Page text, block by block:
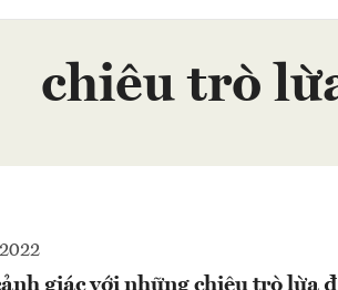
chiêu trò
giác với những chiêu trò lừa